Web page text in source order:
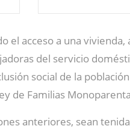
el acceso a una vivienda,
del servicio
social de la
de Familias
anteriores, sean